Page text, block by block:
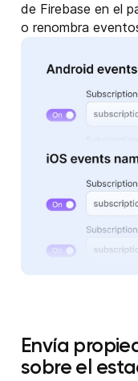
de Firebase en el
o renombra
Envía
sobre el